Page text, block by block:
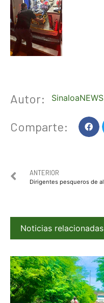
Autor: SinaloaNEWS
Comparte:
ANTERIOR
Noticias relacionadas